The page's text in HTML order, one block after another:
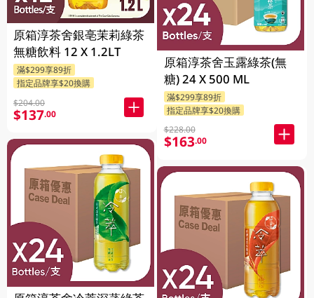
原箱淳茶舍銀亳茉莉綠茶
無糖飲料 12 X 1.2LT
滿$299享89折
指定品牌享$20換購
$204.00
$137.00
原箱淳茶舍玉露綠茶(無
糖) 24 X 500 ML
滿$299享89折
指定品牌享$20換購
$228.00
$163.00